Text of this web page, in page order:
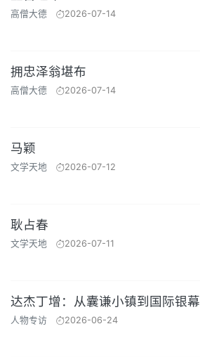
高僧大德 2026-07-14
拥忠泽翁堪布
高僧大德 2026-07-14
马颖
文学天地 2026-07-12
耿占春
文学天地 2026-07-11
达杰丁增：从囊谦小镇到国际银幕
人物专访 2026-06-24